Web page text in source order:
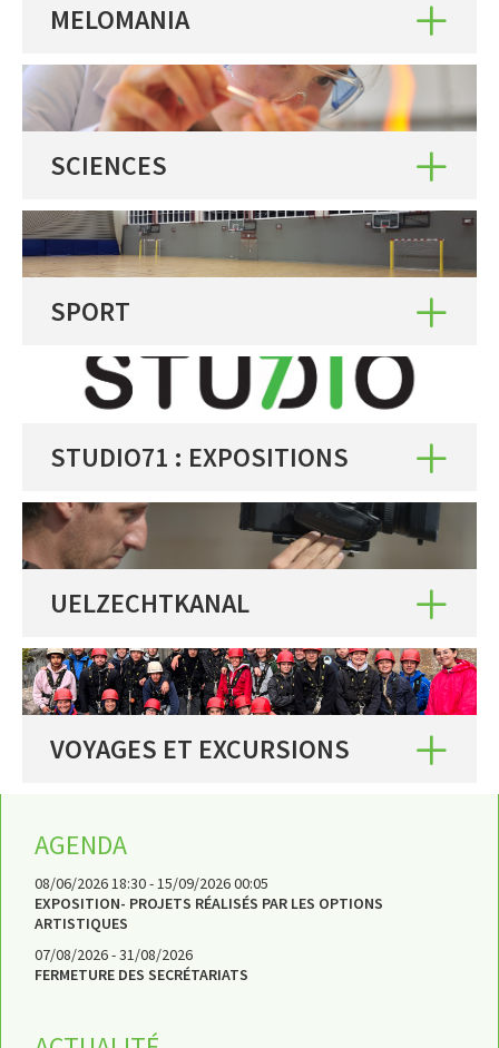
MELOMANIA
SCIENCES
SPORT
STUDIO71 : EXPOSITIONS
UELZECHTKANAL
VOYAGES ET EXCURSIONS
AGENDA
08/06/2026 18:30 - 15/09/2026 00:05
EXPOSITION- PROJETS RÉALISÉS PAR LES OPTIONS
ARTISTIQUES
07/08/2026 - 31/08/2026
FERMETURE DES SECRÉTARIATS